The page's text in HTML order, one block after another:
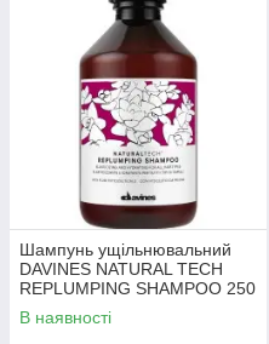
Шампунь ущільнювальний
DAVINES NATURAL TECH
REPLUMPING SHAMPOO 250
мл
В наявності